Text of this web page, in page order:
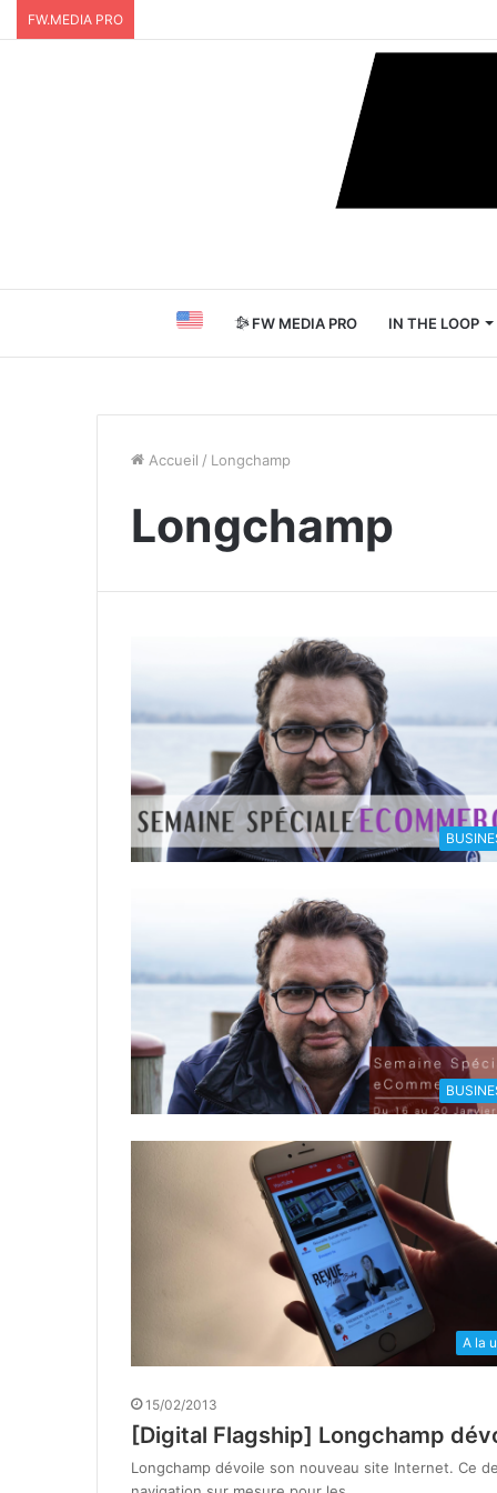
FW.MEDIA PRO
FW MEDIA PRO IN THE LOOP
Accueil / Longchamp
Longchamp
A la
15/02/2013
[Digital Flagship] Longchamp
Longchamp dévoile son nouveau site Internet. Ce